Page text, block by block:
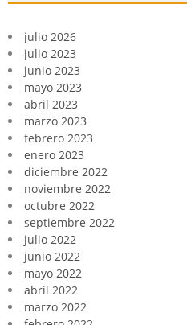
julio 2026
julio 2023
junio 2023
mayo 2023
abril 2023
marzo 2023
febrero 2023
enero 2023
diciembre 2022
noviembre 2022
octubre 2022
septiembre 2022
julio 2022
junio 2022
mayo 2022
abril 2022
marzo 2022